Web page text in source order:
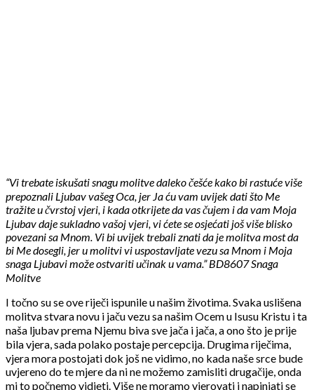
“Vi trebate iskušati snagu molitve daleko češće kako bi rastuće više
prepoznali Ljubav vašeg Oca, jer Ja ću vam uvijek dati što Me
tražite u čvrstoj vjeri, i kada otkrijete da vas čujem i da vam Moja
Ljubav daje sukladno vašoj vjeri, vi ćete se osjećati još više blisko
povezani sa Mnom. Vi bi uvijek trebali znati da je molitva most da
bi Me dosegli, jer u molitvi vi uspostavljate vezu sa Mnom i Moja
snaga Ljubavi može ostvariti učinak u vama.” BD8607 Snaga
Molitve
I točno su se ove riječi ispunile u našim životima. Svaka uslišena
molitva stvara novu i jaču vezu sa našim Ocem u Isusu Kristu i ta
naša ljubav prema Njemu biva sve jača i jača, a ono što je prije
bila vjera, sada polako postaje percepcija. Drugima riječima,
vjera mora postojati dok još ne vidimo, no kada naše srce bude
uvjereno do te mjere da ni ne možemo zamisliti drugačije, onda
mi to počnemo vidjeti. Više ne moramo vjerovati i napinjati se